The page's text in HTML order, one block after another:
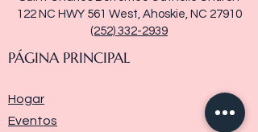
122 NC HWY 561 West, Ahoskie, NC 27910
(252) 332-2939
PÁGINA PRINCIPAL
Hogar
Eventos